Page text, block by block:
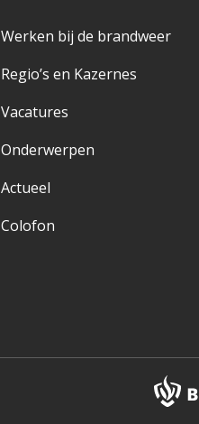
Werken bij de brandweer
Regio’s en Kazernes
Vacatures
Onderwerpen
Actueel
Colofon